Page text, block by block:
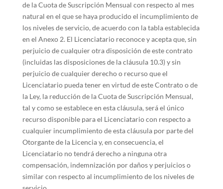
de la Cuota de Suscripción Mensual con respecto al mes
natural en el que se haya producido el incumplimiento de
los niveles de servicio, de acuerdo con la tabla establecida
en el Anexo 2. El Licenciatario reconoce y acepta que, sin
perjuicio de cualquier otra disposición de este contrato
(incluidas las disposiciones de la cláusula 10.3) y sin
perjuicio de cualquier derecho o recurso que el
Licenciatario pueda tener en virtud de este Contrato o de
la Ley, la reducción de la Cuota de Suscripción Mensual,
tal y como se establece en esta cláusula, será el único
recurso disponible para el Licenciatario con respecto a
cualquier incumplimiento de esta cláusula por parte del
Otorgante de la Licencia y, en consecuencia, el
Licenciatario no tendrá derecho a ninguna otra
compensación, indemnización por daños y perjuicios o
similar con respecto al incumplimiento de los niveles de